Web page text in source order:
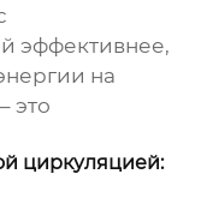
эффективнее,
на
это
циркуляцией: